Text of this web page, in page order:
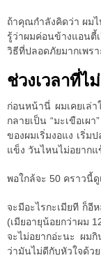
ถ้าคุณกำลังคิดว่า ผม
รู้ว่าผมค่อนข้างแอนตี้
วิธีที่ปลอดภัยมากเพร
ช่วงเวลาที่ไ
ก่อนหน้านี่ ผมเคยเล่
กลายเป็น “มะเขือเผ
ของผมเริ่มงอแง เริ่
แข็ง วันไหนไม่อยาก
พอใกล้จะ 50 คราวนี้
จะมีอะไรกะเมียที ก็อี
(เมียอายุน้อยกว่าผม
จะไม่อยากอ่ะนะ ผม
ว่ามันไม่ดีกับหัวใจด้ว